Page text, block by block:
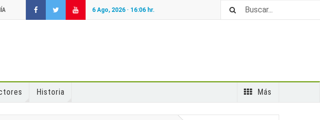
6 Ago, 2026 · 16:06 hr.
Historia Más